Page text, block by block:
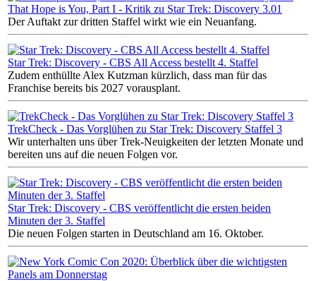
That Hope is You, Part I - Kritik zu Star Trek: Discovery 3.01
Der Auftakt zur dritten Staffel wirkt wie ein Neuanfang.
Star Trek: Discovery - CBS All Access bestellt 4. Staffel
Zudem enthüllte Alex Kutzman kürzlich, dass man für das
Franchise bereits bis 2027 vorausplant.
TrekCheck - Das Vorglühen zu Star Trek: Discovery Staffel 3
Wir unterhalten uns über Trek-Neuigkeiten der letzten Monate und
bereiten uns auf die neuen Folgen vor.
Star Trek: Discovery - CBS veröffentlicht die ersten beiden
Minuten der 3. Staffel
Die neuen Folgen starten in Deutschland am 16. Oktober.